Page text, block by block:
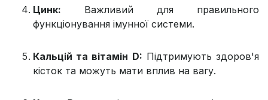
Цинк: Важливий для правильного
функціонування імунної системи.
Кальцій та вітамін D: Підтримують здоров'я
кісток та можуть мати вплив на вагу.